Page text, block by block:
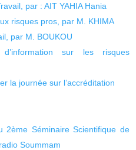
par : AIT YAHIA Hania
risques pros, par M. KHIMA
par M. BOUKOU
sur les risques
la journée sur l’accréditation
2ème Séminaire Scientifique de
Soummam